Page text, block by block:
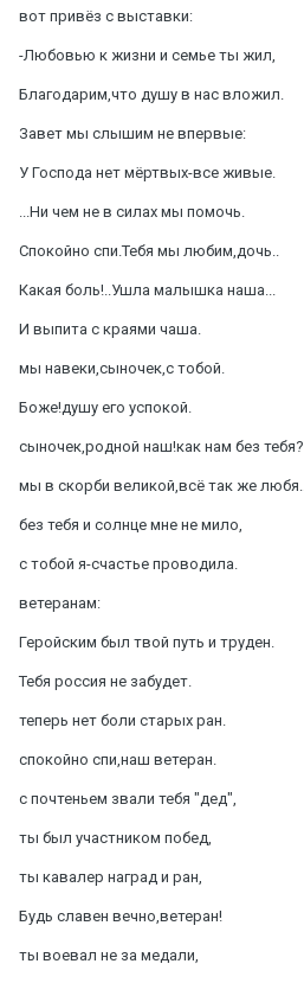
вот привёз с выставки:
-Любовью к жизни и семье ты жил,
Благодарим,что душу в нас вложил.
Завет мы слышим не впервые:
У Господа нет мёртвых-все живые.
...Ни чем не в силах мы помочь.
Спокойно спи.Тебя мы любим,дочь..
Какая боль!..Ушла малышка наша...
И выпита с краями чаша.
мы навеки,сыночек,с тобой.
Боже!душу его успокой.
сыночек,родной наш!как нам без тебя?
мы в скорби великой,всё так же любя...
без тебя и солнце мне не мило,
с тобой я-счастье проводила.
ветеранам:
Геройским был твой путь и труден.
Тебя россия не забудет.
теперь нет боли старых ран.
спокойно спи,наш ветеран.
с почтеньем звали тебя "дед",
ты был участником побед,
ты кавалер наград и ран,
Будь славен вечно,ветеран!
ты воевал не за медали,